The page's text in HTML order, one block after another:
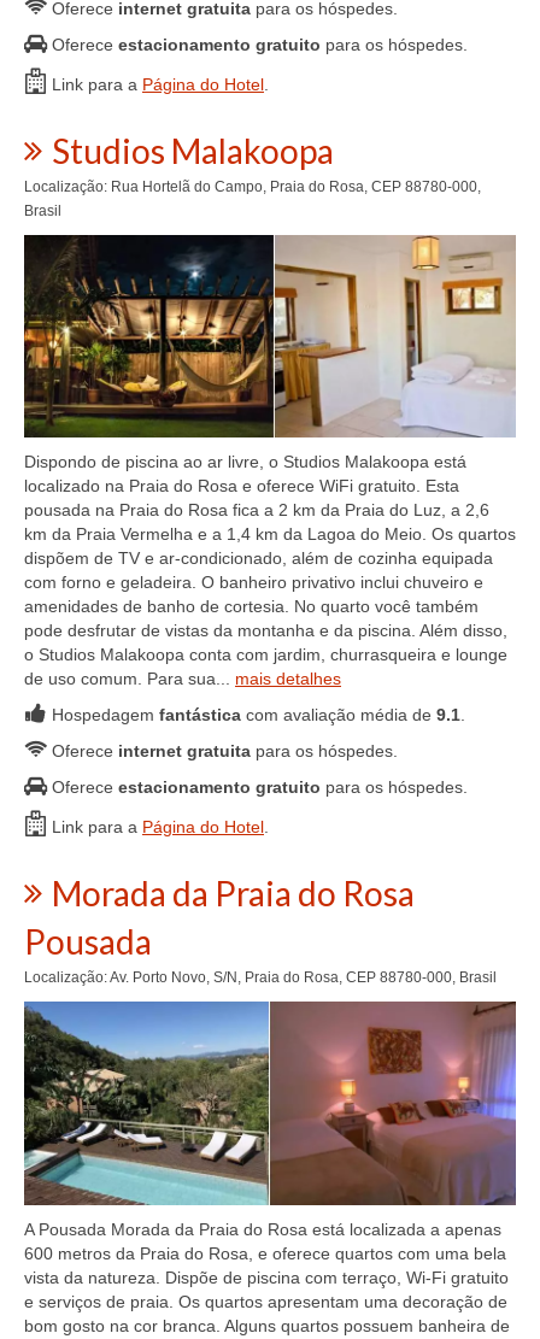
Oferece internet gratuita para os hóspedes.
Oferece estacionamento gratuito para os hóspedes.
Link para a Página do Hotel
Studios Malakoopa
Localização: Rua Hortelã do Campo, Praia do Rosa, CEP 88780-000,
Brasil
Dispondo de piscina ao ar livre, o Studios Malakoopa está
localizado na Praia do Rosa e oferece WiFi gratuito. Esta
pousada na Praia do Rosa fica a 2 km da Praia do Luz, a 2,6
km da Praia Vermelha e a 1,4 km da Lagoa do Meio. Os quartos
dispõem de TV e ar-condicionado, além de cozinha equipada
com forno e geladeira. O banheiro privativo inclui chuveiro e
amenidades de banho de cortesia. No quarto você também
pode desfrutar de vistas da montanha e da piscina. Além disso,
o Studios Malakoopa conta com jardim, churrasqueira e lounge
de uso comum. Para sua... mais detalhes
Hospedagem fantástica com avaliação média de 9.1.
Oferece internet gratuita para os hóspedes.
Oferece estacionamento gratuito para os hóspedes.
Link para a Página do Hotel.
Morada da Praia do Rosa
Pousada
Localização: Av. Porto Novo, S/N, Praia do Rosa, CEP 88780-000, Brasil
A Pousada Morada da Praia do Rosa está localizada a apenas
600 metros da Praia do Rosa, e oferece quartos com uma bela
vista da natureza. Dispõe de piscina com terraço, Wi-Fi gratuito
e serviços de praia. Os quartos apresentam uma decoração de
bom gosto na cor branca. Alguns quartos possuem banheira de